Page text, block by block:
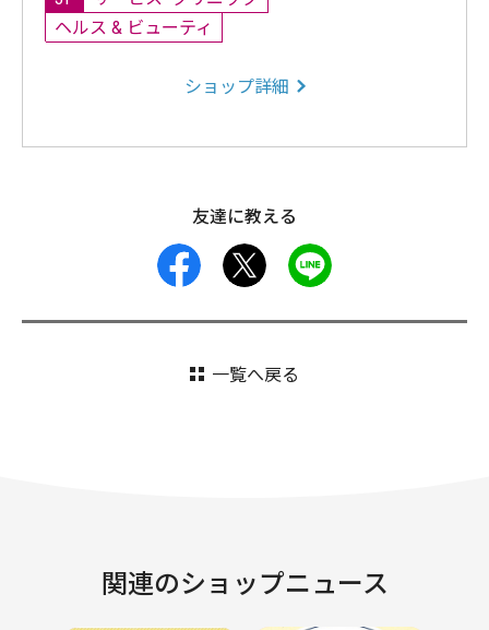
ヘルス & ビューティ
ショップ詳細
友達に教える
facebook
一覧へ戻る
関連のショップニュース